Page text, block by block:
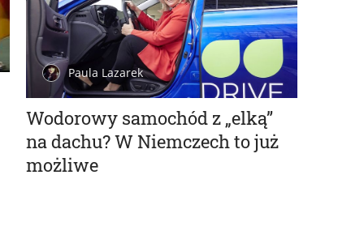
Wodorowy samochód z „elką”
na dachu? W Niemczech to już
możliwe
Paula Lazarek